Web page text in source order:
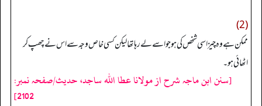
(2)
ممکن ہے وہ چیز اسی شخص کی ہو جو اسے لے رہا تھا لیکن کسی خاص وجہ سے اس نے چھپ کر
اٹھائی ہو۔
[سنن ابن ماجہ شرح از مولانا عطا الله ساجد، حدیث/صفحہ نمبر:
2102]